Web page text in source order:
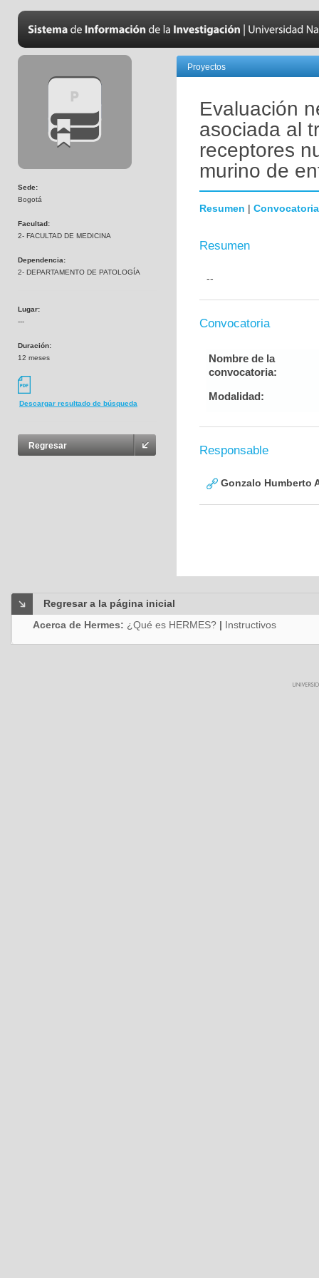
Sede:
Bogotá
Facultad:
2- FACULTAD DE MEDICINA
Dependencia:
2- DEPARTAMENTO DE PATOLOGÍA
Lugar:
---
Duración:
12 meses
Descargar resultado de búsqueda
Regresar
Proyectos
Evaluación
asociada al
receptores
murino de
Resumen | Convocatoria
Resumen
--
Convocatoria
Nombre de la
convocatoria:
Modalidad:
Responsable
Gonzalo Humberto
Regresar a la página inicial
Acerca de Hermes: ¿Qué es HERMES? | Instructivos